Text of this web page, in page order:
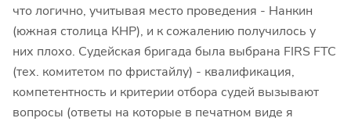
что логично, учитывая место проведения - Нанкин
(южная столица КНР), и к сожалению получилось у
них плохо. Судейская бригада была выбрана FIRS FTC
(тех. комитетом по фристайлу) - квалификация,
компетентность и критерии отбора судей вызывают
вопросы (ответы на которые в печатном виде я